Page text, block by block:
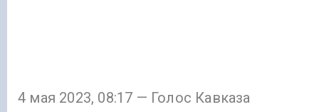
4 мая 2023, 08:17 — Голос Кавказа